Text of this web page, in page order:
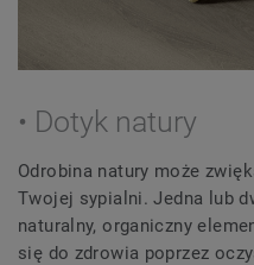
• Dotyk natury
Odrobina natury może
Twojej sypialni. Jedna lub
naturalny, organiczny
się do zdrowia poprzez